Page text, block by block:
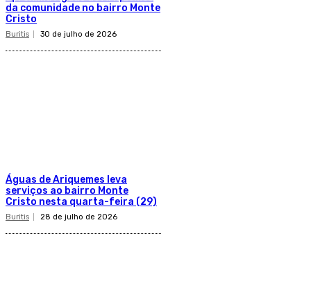
da comunidade no bairro Monte
Cristo
Buritis 30 de julho de 2026
Águas de Ariquemes leva
serviços ao bairro Monte
Cristo nesta quarta-feira (29)
Buritis 28 de julho de 2026